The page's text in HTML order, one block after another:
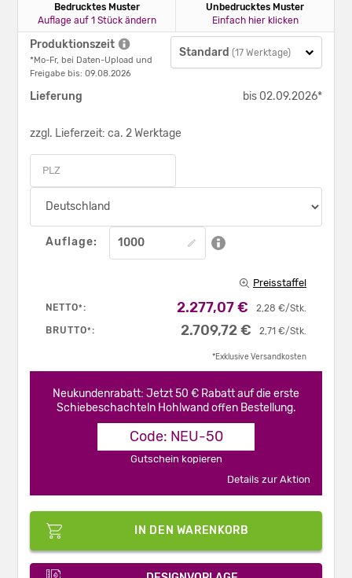
Bedrucktes Muster
Auflage auf 1 Stück ändern
Unbedrucktes Muster
Einfach hier klicken
Produktionszeit
*Mo-Fr, bei Daten-Upload und
Freigabe bis: 09.08.2026
Standard (17 Werktage)
Lieferung bis 02.09.2026*
zzgl. Lieferzeit: ca. 2 Werktage
Auflage:
Preisstaffel
NETTO*: 2,28 €/Stk.
2.277,07 €
BRUTTO*: 2,71 €/Stk.
2.709,72 €
*Exklusive Versandkosten
Neukundenrabatt: Jetzt 50 € Rabatt auf die erste
Schiebeschachteln Hohlwand offen Bestellung.
Code: NEU-50
Gutschein kopieren
Details zur Aktion
IN DEN WARENKORB